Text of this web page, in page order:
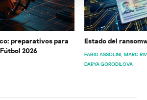
preparativos para
2026
Estado del
FABIO ASSOLINI MARC
DARYA GORODILOVA